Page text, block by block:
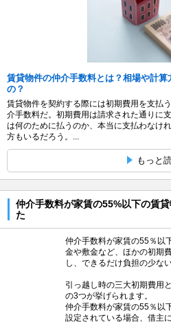
賃貸物件の仲介手数料とは？相場や計
の？
賃貸物件を契約する際には初期費用を支払
介手数料だ。初期費用は請求された通りに
は何のために払うのか、本当に支払わなけ
方もいるだろう。...
もっと
仲介手数料が家賃の55%以下の賃
た
仲介手数料が家賃の55％以
金や敷金など、ほかの初期
し、できるだけ負担の少な
引っ越し時の三大初期費用
の3つが挙げられます。
仲介手数料が家賃の55％以
設定されている場合、借主